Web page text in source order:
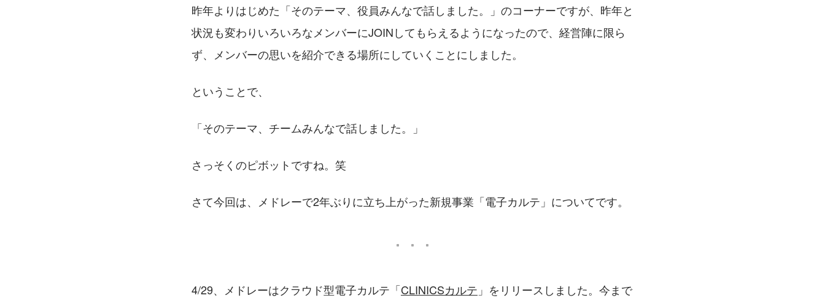
昨年よりはじめた「そのテーマ、役員みんなで話しました。」のコーナーですが、昨年と
状況も変わりいろいろなメンバーにJOINしてもらえるようになったので、経営陣に限ら
ず、メンバーの思いを紹介できる場所にしていくことにしました。
ということで、
「そのテーマ、チームみんなで話しました。」
さっそくのピボットですね。笑
さて今回は、メドレーで2年ぶりに立ち上がった新規事業「電子カルテ」についてです。
4/29、メドレーはクラウド型電子カルテ「CLINICSカルテ 」をリリースしました。今まで